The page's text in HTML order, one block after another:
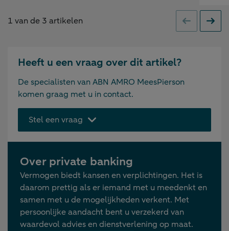
1 van de 3 artikelen Vorige
Heeft u een vraag over dit artikel?
De specialisten van ABN AMRO MeesPierson
komen graag met u in contact.
Stel een vraag
Over private banking
Vermogen biedt kansen en verplichtingen. Het is
daarom prettig als er iemand met u meedenkt en
samen met u de mogelijkheden verkent. Met
persoonlijke aandacht bent u verzekerd van
waardevol advies en dienstverlening op maat.